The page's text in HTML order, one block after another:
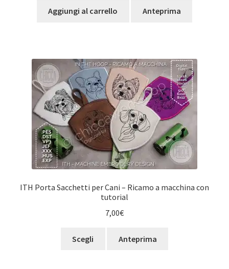
Aggiungi al carrello Anteprima
ITH Porta Sacchetti per Cani – Ricamo a macchina con
tutorial
7,00€
Scegli
prodotto
Anteprima